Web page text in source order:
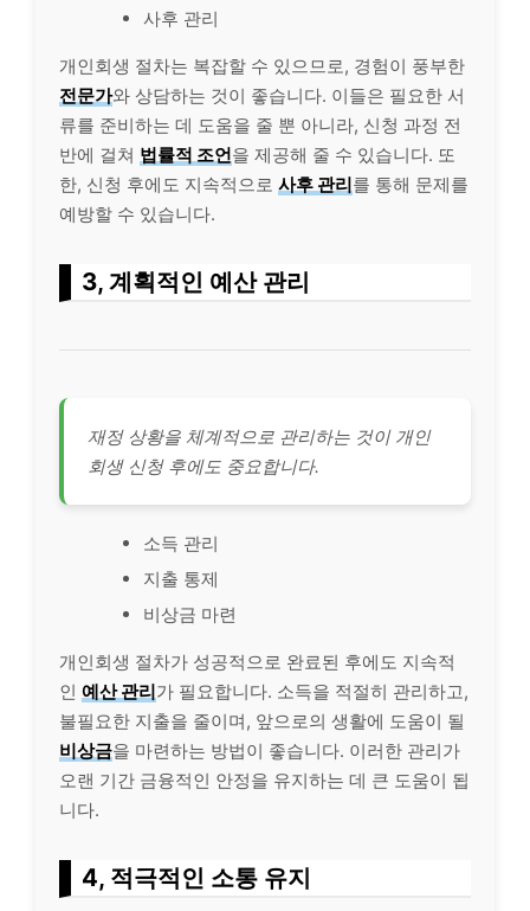
사후 관리
개인회생 절차는 복잡할 수 있으므로, 경험이 풍부한
전문가와 상담하는 것이 좋습니다. 이들은 필요한 서
류를 준비하는 데 도움을 줄 뿐 아니라, 신청 과정 전
반에 걸쳐 법률적 조언을 제공해 줄 수 있습니다. 또
한, 신청 후에도 지속적으로 사후 관리를 통해 문제를
예방할 수 있습니다.
3, 계획적인 예산 관리
재정 상황을 체계적으로 관리하는 것이 개인
회생 신청 후에도 중요합니다.
소득 관리
지출 통제
비상금 마련
개인회생 절차가 성공적으로 완료된 후에도 지속적
인 예산 관리가 필요합니다. 소득을 적절히 관리하고,
불필요한 지출을 줄이며, 앞으로의 생활에 도움이 될
비상금을 마련하는 방법이 좋습니다. 이러한 관리가
오랜 기간 금융적인 안정을 유지하는 데 큰 도움이 됩
니다.
4, 적극적인 소통 유지